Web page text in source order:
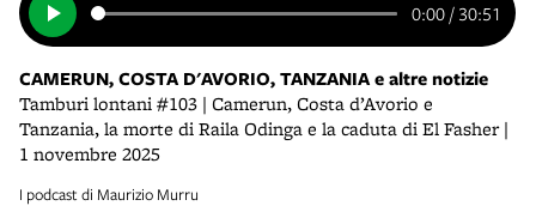
0:00 / 30:51
CAMERUN, COSTA D'AVORIO, TANZANIA e altre notizie
Tamburi lontani #103 | Camerun, Costa d’Avorio e
Tanzania, la morte di Raila Odinga e la caduta di El Fasher |
1 novembre 2025
I podcast di Maurizio Murru